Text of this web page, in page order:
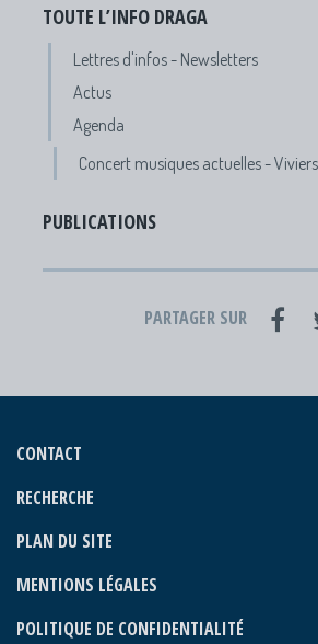
TOUTE L’INFO DRAGA
Lettres d'infos - Newsletters
Actus
Agenda
Concert musiques actuelles - Viviers
PUBLICATIONS
PARTAGER SUR
CONTACT
RECHERCHE
PLAN DU SITE
MENTIONS LÉGALES
POLITIQUE DE CONFIDENTIALITÉ